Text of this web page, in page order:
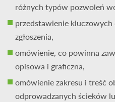
różnych typów pozwoleń
przedstawienie
zgłoszenia,
omówienie, co powinna
opisowa i graficzna,
omówienie zakresu i treść
odprowadzanych ścieków